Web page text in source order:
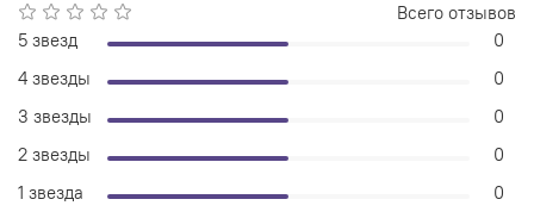
Всего отзывов
5 звезд
0
4 звезды
0
3 звезды
0
2 звезды
0
1 звезда
0